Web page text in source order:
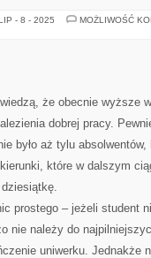
- 8 - 2025
MOŻLIWOŚĆ
że obecnie wyższe
dobrej pracy.
było aż tylu absolwentów,
które w dalszym
prostego – jeżeli student
nie należy do
uniwerku. Jednakże